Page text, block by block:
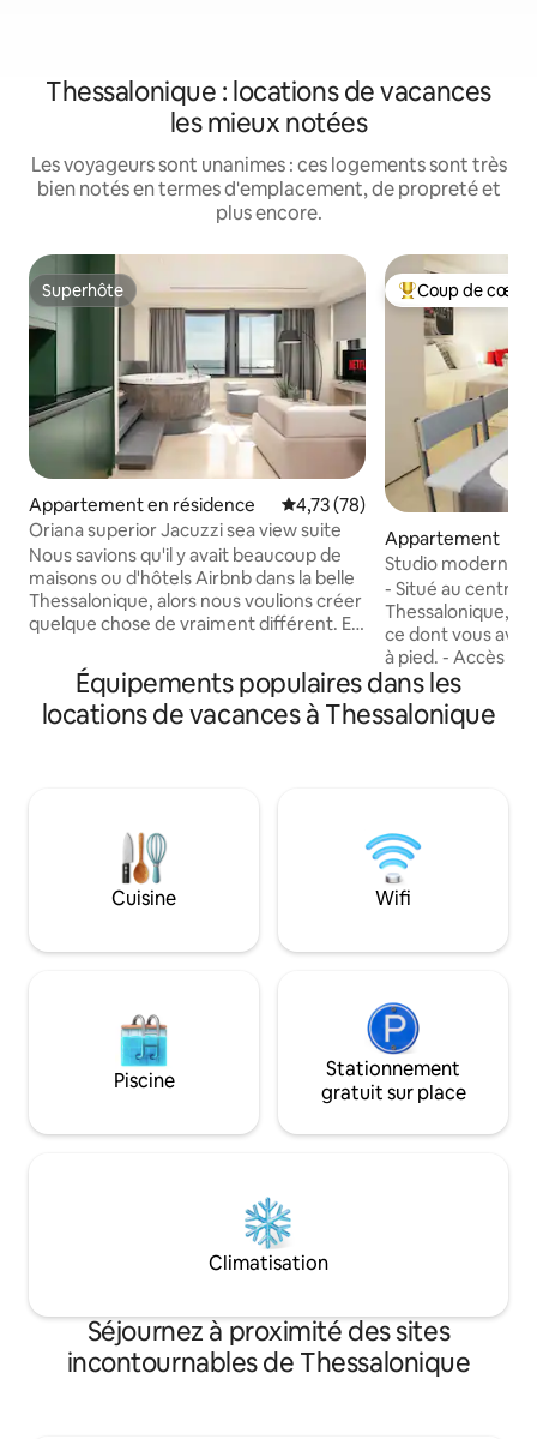
Thessalonique : locations de vacances
les mieux notées
Les voyageurs sont unanimes : ces logements sont très
bien notés en termes d'emplacement, de propreté et
plus encore.
Superhôte
Superhôte
Appartement en résidence Évaluation moyenne sur la
4,73 (78)
Oriana superior Jacuzzi sea view suite
Nous savions qu'il y avait beaucoup de
maisons ou d'hôtels Airbnb dans la belle
Thessalonique, alors nous voulions créer
quelque chose de vraiment différent. Et
trouver des idées, du design et la bonne
propriété. Après de longues recherches,
nous l'avons fait ! Nous avons trouvé
spéciale, suites avec jacuzzi, la meilleure
vue sur la mer de la ville et tout cela dans
le meilleur quartier du centre ! !
Coups de cœur
Coup de cœur
Appartement
Studio moderne
- Situé au centre
Thessalonique,
ce dont vous
à pied. - Accès
principaux
bus) ; - Unité de
pour le
de la ville,
insonorisé des
pour les couples,
solitaires, les
Équipements populaires dans les
locations de vacances à Thessalonique
Cuisine Wifi
Piscine
Stationnement
gratuit sur place
Climatisation
Séjournez à proximité des sites
incontournables de Thessalonique